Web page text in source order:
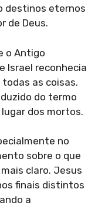
destinos eternos
de Deus.
o Antigo
Israel reconhecia
as coisas.
do termo
lugar dos mortos.
no
sobre o que
claro. Jesus
finais distintos
a